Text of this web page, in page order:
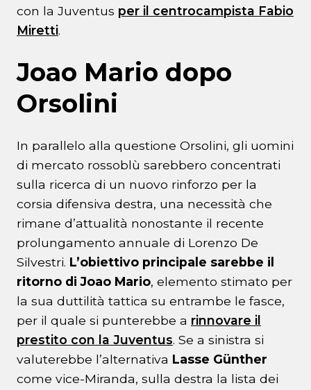
con la Juventus per il centrocampista Fabio
Miretti.
Joao Mario dopo
Orsolini
In parallelo alla questione Orsolini, gli uomini
di mercato rossoblù sarebbero concentrati
sulla ricerca di un nuovo rinforzo per la
corsia difensiva destra, una necessità che
rimane d’attualità nonostante il recente
prolungamento annuale di Lorenzo De
Silvestri. L’obiettivo principale sarebbe il
ritorno di Joao Mario, elemento stimato per
la sua duttilità tattica su entrambe le fasce,
per il quale si punterebbe a rinnovare il
prestito con la Juventus. Se a sinistra si
valuterebbe l’alternativa Lasse Günther
come vice-Miranda, sulla destra la lista dei